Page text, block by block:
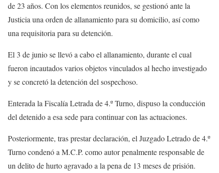
de 23 años. Con los elementos reunidos, se gestionó ante la
Justicia una orden de allanamiento para su domicilio, así como
una requisitoria para su detención.
El 3 de junio se llevó a cabo el allanamiento, durante el cual
fueron incautados varios objetos vinculados al hecho investigado
y se concretó la detención del sospechoso.
Enterada la Fiscalía Letrada de 4.º Turno, dispuso la conducción
del detenido a esa sede para continuar con las actuaciones.
Posteriormente, tras prestar declaración, el Juzgado Letrado de 4.º
Turno condenó a M.C.P. como autor penalmente responsable de
un delito de hurto agravado a la pena de 13 meses de prisión.